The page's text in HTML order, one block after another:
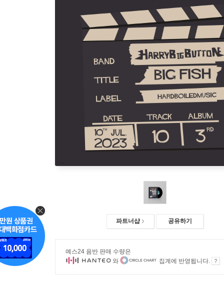
파트너샵 공유하기
예스24 음반 판매 수량은
와
집계에 반영됩니다.